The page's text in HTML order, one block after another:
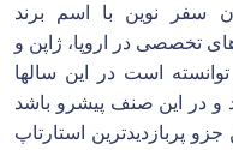
نوین با اسم برند
تورهای تخصصی در اروپا، ژاپن و
توانسته است در این سالها
در این صنف پیشرو باشد
پربازدیدترین استارتاپ